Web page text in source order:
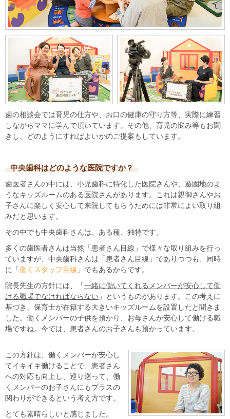
歯の相談会では育児の仕方や、お口の健康の守り方等、実際に練習
しながらママに学んで頂いています。その他、育児の悩み等もお聞
きし、どのようにすればよいかのご提案もしています。
中央歯科はどのような医院ですか？
歯医者さんの中には、小児歯科に特化した医院さんや、遊園地のよ
うなキッズルームのある医院さんがあります。これは親御さんやお
子さんに楽しく安心して来院してもらうためには非常によい取り組
みだと思います。
その中でも中央歯科さんは、ある種、独特です。
多くの歯医者さんは当然「患者さん目線」で様々な取り組みを行っ
ていますが、中央歯科さんは「患者さん目線」でありつつも、同時
に「 働くスタッフ目線 」でもあるからです。
院長先生の方針には、「 一緒に働いてくれるメンバーが安心して働
ける職場でなければならない 」というものがあります。この考えに
基づき、保育士が在籍する大きいキッズルームを設置したと聞きま
した。働くメンバーの子供を預かり、お母さんが安心して働ける職
場ですね。今では、患者さんのお子さんも預かっています。
この方針は、働くメンバーが安心し
てイキイキ働けることで、患者さん
への対応も向上し、巡り巡って、働
くメンバーのお子さんにもプラスの
関わりができるという考え方です。
とても素晴らしいと感じました。